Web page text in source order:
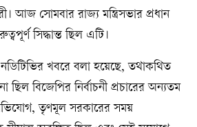
আজ সোমবার রাজ্য মন্ত্রিসভার প্রধান
সিদ্ধান্ত ছিল এটি।
খবরে বলা হয়েছে, তথাকথিত
বিজেপির নির্বাচনী প্রচারের অন্যতম
তৃণমূল সরকারের সময়